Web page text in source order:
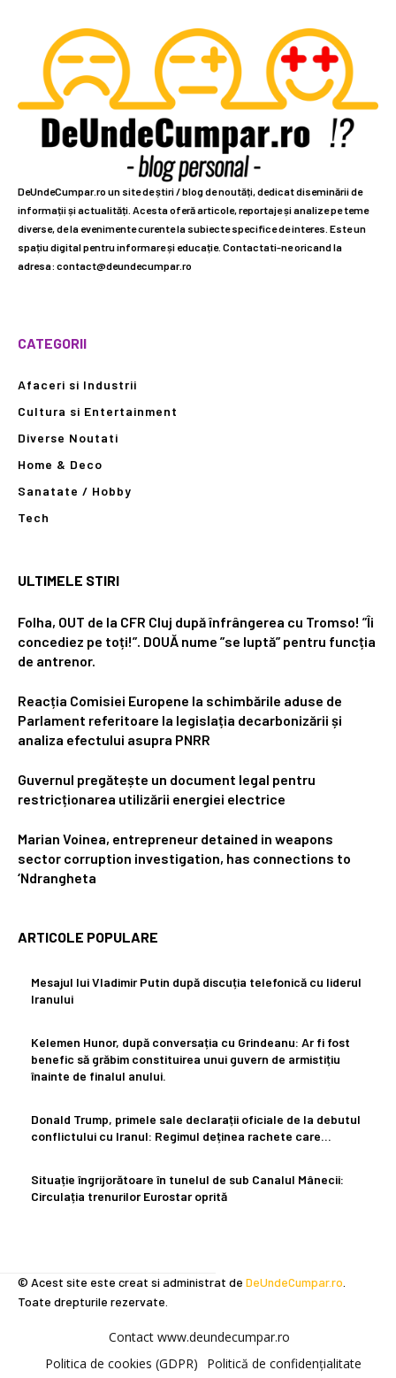
DeUndeCumpar.ro un site de știri / blog de noutăți, dedicat diseminării de
informații și actualități. Acesta oferă articole, reportaje și analize pe teme
diverse, de la evenimente curente la subiecte specifice de interes. Este un
spațiu digital pentru informare și educație. Contactati-ne oricand la
adresa: contact@deundecumpar.ro
CATEGORII
Afaceri si Industrii
Cultura si Entertainment
Diverse Noutati
Home & Deco
Sanatate / Hobby
Tech
ULTIMELE STIRI
Folha, OUT de la CFR Cluj după înfrângerea cu Tromso! ”Îi
concediez pe toți!”. DOUĂ nume ”se luptă” pentru funcția
de antrenor.
Reacția Comisiei Europene la schimbările aduse de
Parlament referitoare la legislația decarbonizării și
analiza efectului asupra PNRR
Guvernul pregătește un document legal pentru
restricționarea utilizării energiei electrice
Marian Voinea, entrepreneur detained in weapons
sector corruption investigation, has connections to
‘Ndrangheta
ARTICOLE POPULARE
Mesajul lui Vladimir Putin după discuția telefonică cu liderul
Iranului
Kelemen Hunor, după conversația cu Grindeanu: Ar fi fost
benefic să grăbim constituirea unui guvern de armistițiu
înainte de finalul anului.
Donald Trump, primele sale declarații oficiale de la debutul
conflictului cu Iranul: Regimul deținea rachete care…
Situație îngrijorătoare în tunelul de sub Canalul Mânecii:
Circulația trenurilor Eurostar oprită
© Acest site este creat si administrat de DeUndeCumpar.ro
Toate drepturile rezervate.
Contact www.deundecumpar.ro
Politica de cookies (GDPR)
Politică de confidențialitate